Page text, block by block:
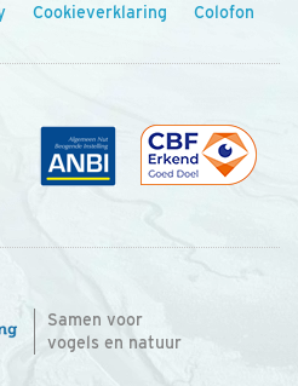
Cookieverklaring Colofon
Samen voor
vogels en natuur